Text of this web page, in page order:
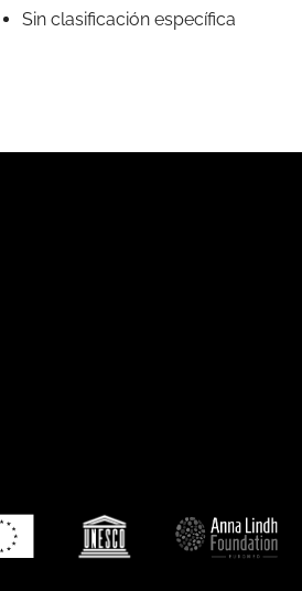
Sin clasificación específica